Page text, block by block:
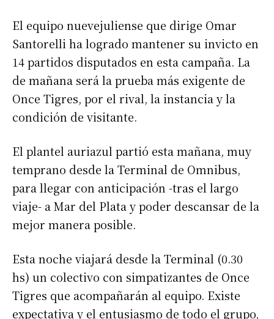
El equipo nuevejuliense que dirige Omar
Santorelli ha logrado mantener su invicto en
14 partidos disputados en esta campaña. La
de mañana será la prueba más exigente de
Once Tigres, por el rival, la instancia y la
condición de visitante.
El plantel auriazul partió esta mañana, muy
temprano desde la Terminal de Omnibus,
para llegar con anticipación -tras el largo
viaje- a Mar del Plata y poder descansar de la
mejor manera posible.
Esta noche viajará desde la Terminal (0.30
hs) un colectivo con simpatizantes de Once
Tigres que acompañarán al equipo. Existe
expectativa y el entusiasmo de todo el grupo,